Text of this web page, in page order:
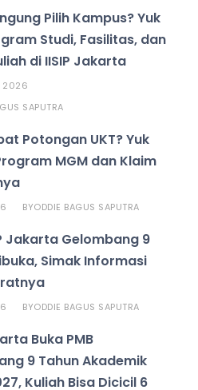
Pilih Kampus? Yuk
Studi, Fasilitas, dan
di IISIP Jakarta
2026
SAPUTRA
Potongan UKT? Yuk
MGM dan Klaim
BYODDIE BAGUS SAPUTRA
Jakarta Gelombang 9
Simak Informasi
BYODDIE BAGUS SAPUTRA
Buka PMB
9 Tahun Akademik
Kuliah Bisa Dicicil 6